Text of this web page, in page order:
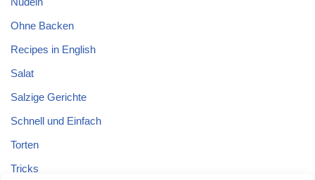
Ohne Backen
Recipes in English
Salat
Salzige Gerichte
Schnell und Einfach
Torten
Tricks